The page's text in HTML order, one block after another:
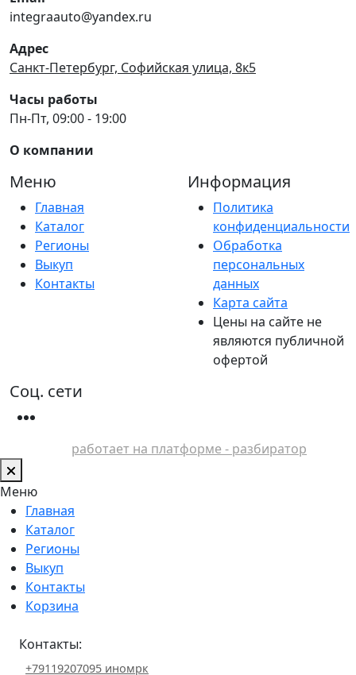
integraauto@yandex.ru
Адрес
Санкт-Петербург, Софийская улица, 8к5
Часы работы
Пн-Пт, 09:00 - 19:00
О компании
Меню
Главная
Каталог
Регионы
Выкуп
Контакты
Информация
Политика
конфиденциальности
Обработка
персональных
данных
Карта сайта
Цены на сайте не
являются публичной
офертой
Соц. сети
работает на платформе - разбиратор
Меню
Главная
Каталог
Регионы
Выкуп
Контакты
Корзина
Контакты:
+79119207095 иномрк